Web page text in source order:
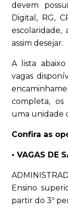
devem
Digital, RG,
escolaridade,
assim desejar.
A lista
vagas
completa, os
uma unidade
Confira as
• VAGAS DE
Ensino
partir do 3º